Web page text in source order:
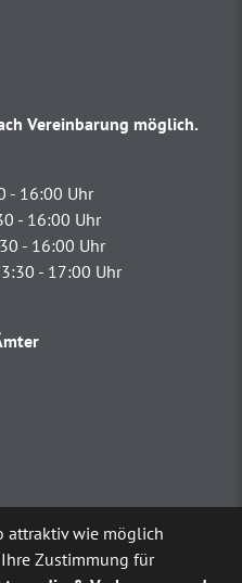
Vereinbarung möglich.
- 16:00 Uhr
- 16:00 Uhr
- 16:00 Uhr
- 17:00 Uhr
bereitgestellte externe
attraktiv wie möglich
Zustimmung für